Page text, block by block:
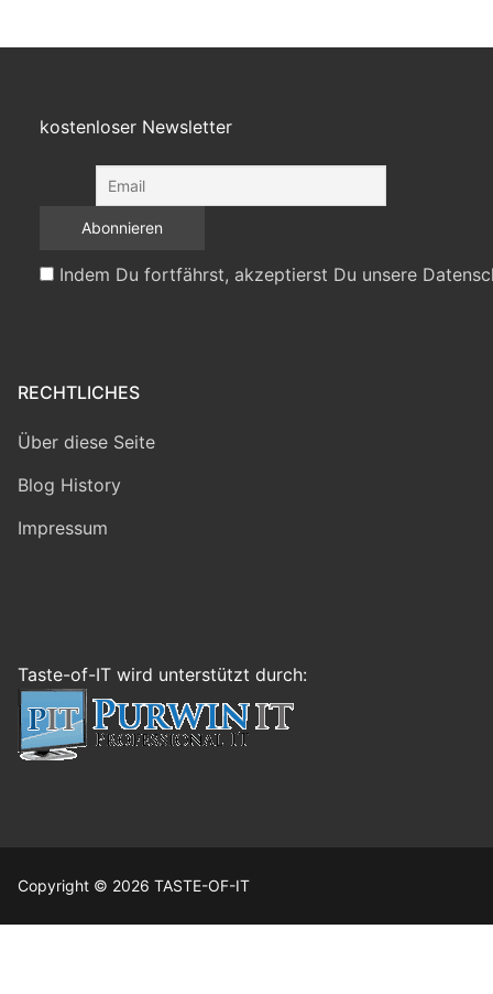
kostenloser Newsletter
Indem Du fortfährst, akzeptierst Du unsere
RECHTLICHES
Über diese Seite
Blog History
Impressum
Taste-of-IT wird unterstützt durch:
Copyright © 2026 TASTE-OF-IT